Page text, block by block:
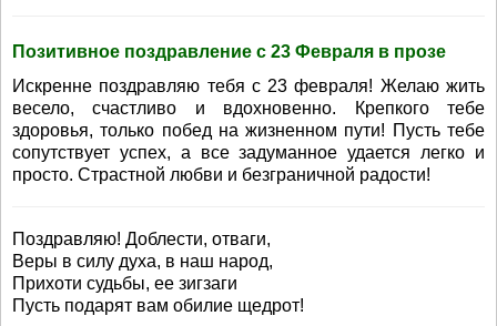
Позитивное поздравление с 23 Февраля в прозе
Искренне поздравляю тебя с 23 февраля! Желаю жить
весело, счастливо и вдохновенно. Крепкого тебе
здоровья, только побед на жизненном пути! Пусть тебе
сопутствует успех, а все задуманное удается легко и
просто. Страстной любви и безграничной радости!
Поздравляю! Доблести, отваги,
Веры в силу духа, в наш народ,
Прихоти судьбы, ее зигзаги
Пусть подарят вам обилие щедрот!